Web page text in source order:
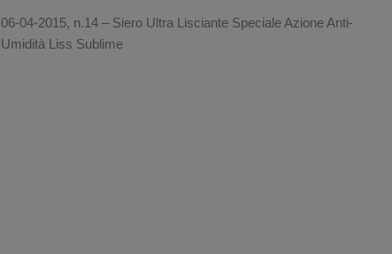
06-04-2015, n.14 – Siero Ultra Lisciante Speciale Azione Anti-
Umidità Liss Sublime